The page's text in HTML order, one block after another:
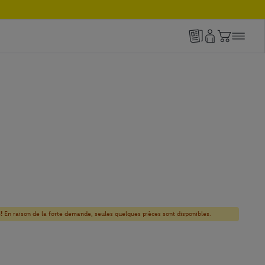
En raison de la forte demande, seules quelques pièces sont disponibles.